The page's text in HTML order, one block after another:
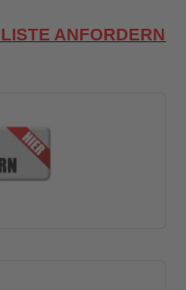
ANFORDERN